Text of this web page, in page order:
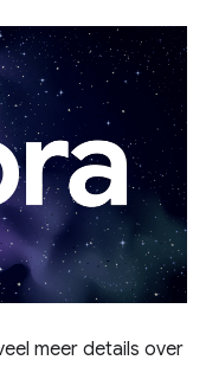
meer details over